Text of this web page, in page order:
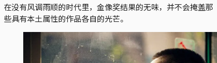
在没有风调雨顺的时代里，金像奖结果的无味，并不会掩盖那
些具有本土属性的作品各自的光芒。